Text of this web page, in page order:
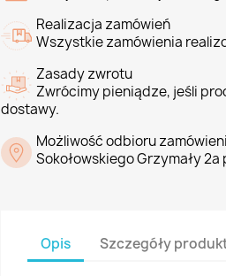
Realizacja zamówień
Wszystkie zamówienia
Zasady zwrotu
Zwrócimy pieniądze, jeśli
dostawy.
Możliwość odbioru
Sokołowskiego Grzymały
Opis Szczegóły